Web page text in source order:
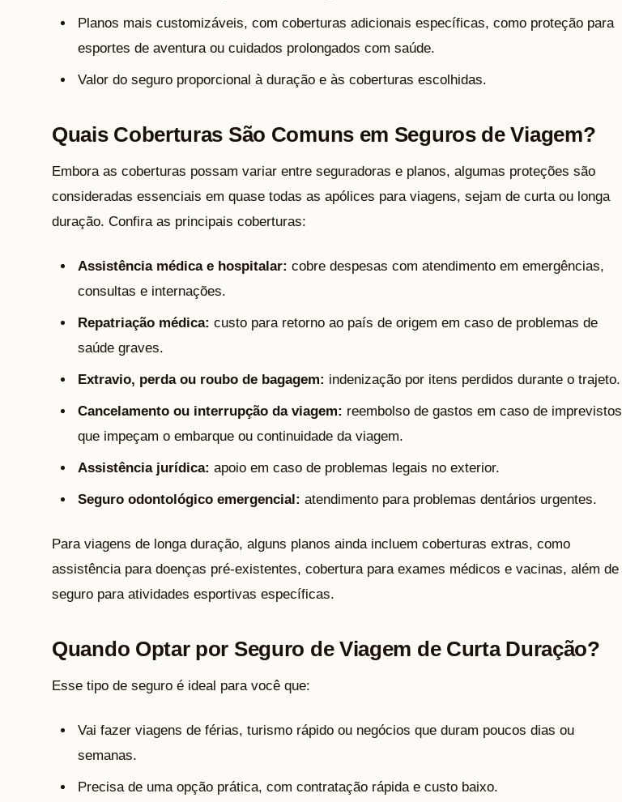
Planos mais customizáveis, com coberturas adicionais específicas, como proteção para
esportes de aventura ou cuidados prolongados com saúde.
Valor do seguro proporcional à duração e às coberturas escolhidas.
Quais Coberturas São Comuns em Seguros de Viagem?
Embora as coberturas possam variar entre seguradoras e planos, algumas proteções são
consideradas essenciais em quase todas as apólices para viagens, sejam de curta ou longa
duração. Confira as principais coberturas:
Assistência médica e hospitalar: cobre despesas com atendimento em emergências,
consultas e internações.
Repatriação médica: custo para retorno ao país de origem em caso de problemas de
saúde graves.
Extravio, perda ou roubo de bagagem: indenização por itens perdidos durante o trajeto.
Cancelamento ou interrupção da viagem: reembolso de gastos em caso de imprevistos
que impeçam o embarque ou continuidade da viagem.
Assistência jurídica: apoio em caso de problemas legais no exterior.
Seguro odontológico emergencial: atendimento para problemas dentários urgentes.
Para viagens de longa duração, alguns planos ainda incluem coberturas extras, como
assistência para doenças pré-existentes, cobertura para exames médicos e vacinas, além de
seguro para atividades esportivas específicas.
Quando Optar por Seguro de Viagem de Curta Duração?
Esse tipo de seguro é ideal para você que:
Vai fazer viagens de férias, turismo rápido ou negócios que duram poucos dias ou
semanas.
Precisa de uma opção prática, com contratação rápida e custo baixo.